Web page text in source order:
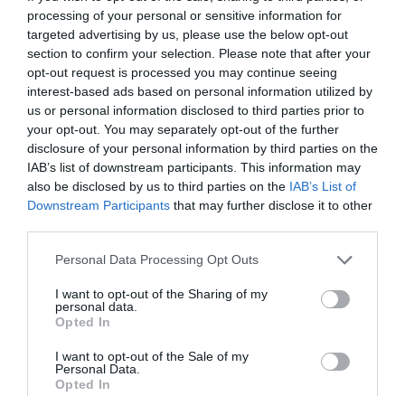
processing of your personal or sensitive information for
targeted advertising by us, please use the below opt-out
section to confirm your selection. Please note that after your
opt-out request is processed you may continue seeing
interest-based ads based on personal information utilized by
us or personal information disclosed to third parties prior to
your opt-out. You may separately opt-out of the further
disclosure of your personal information by third parties on the
IAB’s list of downstream participants. This information may
also be disclosed by us to third parties on the IAB’s List of
Downstream Participants that may further disclose it to other
Personal Data Processing Opt Outs
I want to opt-out of the Sharing of my
personal data.
Opted In
I want to opt-out of the Sale of my
Personal Data.
Opted In
fost sistemul birocratic și corupția. Care încă există și
care ne-a împiedicat să ne dezvoltăm și să desfășurăm
propriile capacități dobândite prin studii.
Italia a reușit acest lucru, și sper ca modelul lor, să pot
să îl prezint acasă. Recunosc că îmi este încă teamă
dar cred că, dacă ne va fi mereu frică de un sistem
bolnav și nu vom reacționa prin fapte, el nu se va sfârși
Din punct de vedere economic și evolutiv, a renăscut și
încă își păstrează frumusețea ei. O spun chiar și turiștii
străini, avem o țară frumoasă și încă bogată. Sper să